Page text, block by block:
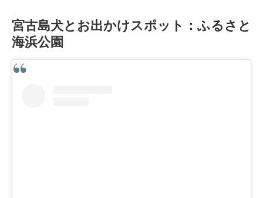
宮古島犬とお出かけスポット：ふるさと
海浜公園